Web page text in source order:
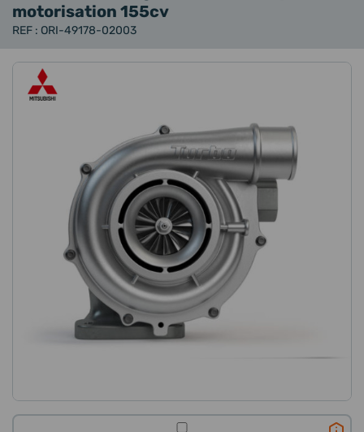
motorisation 155cv
REF : ORI-49178-02003